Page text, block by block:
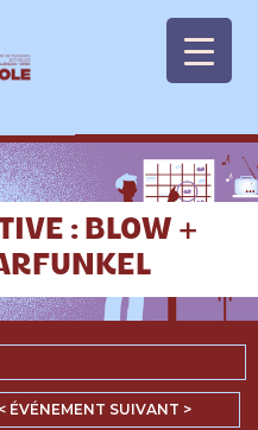
: BLOW +
< ÉVÉNEMENT SUIVANT >